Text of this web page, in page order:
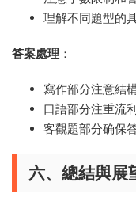
理解不同題型的
答案處理 ：
寫作部分注意結
口語部分注重流
客觀題部分确保
六、總結與展